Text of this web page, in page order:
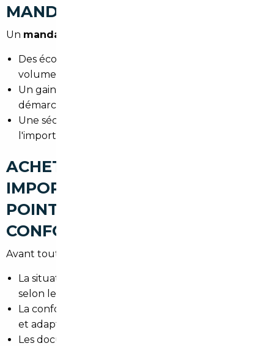
MANDATAIRE AUTO À THANN
Un mandataire auto Thann
Des économies sur le prix d'achat grâce aux
volumes négociés.
Un gain de temps significatif sur la recherche et les
démarches.
Une sécurisation juridique et administrative pour
l'import.
ACHETER UNE VOITURE
IMPORTÉE À THANN : LES
POINTS DE VIGILANCE (TVA,
CONFORMITÉ, CARTE GRISE)
Avant toute importation, vérifiez :
La situation fiscale : TVA déjà payée ou à régler
selon le pays et le statut du vendeur.
La conformité technique : homologation, émissions
et adaptabilité aux normes françaises.
Les documents administratifs : certificat de cession,